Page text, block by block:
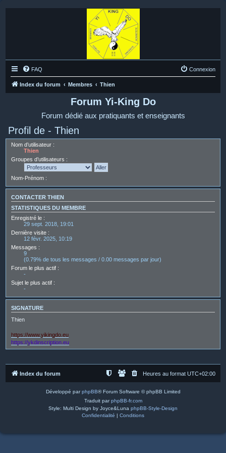
FAQ Connexion
Index du forum Membres Thien
Forum Yi-King Do
Forum dédié aux pratiquants et enseignants
Profil de - Thien
Nom d’utilisateur :
Thien
Groupes d’utilisateurs :
Nom-Prénom :
CONTACTER THIEN
STATISTIQUES DU MEMBRE
Enregistré le :
29 sept. 2018, 19:01
Dernière visite :
12 févr. 2025, 10:19
Messages :
9
(0.79% de tous les messages / 0.00 messages par jour)
Forum le plus actif :
-
Sujet le plus actif :
-
SIGNATURE
Thien
https://www.yikingdo.eu
https://ykdinscription.eu
Index du forum Heures au format UTC+02:00
Développé parphpBB® Forum Software © phpBB Limited
Traduit parphpBB-fr.com
Style: Multi Design by Joyce&Luna phpBB-Style-Design
Confidentialité
Conditions